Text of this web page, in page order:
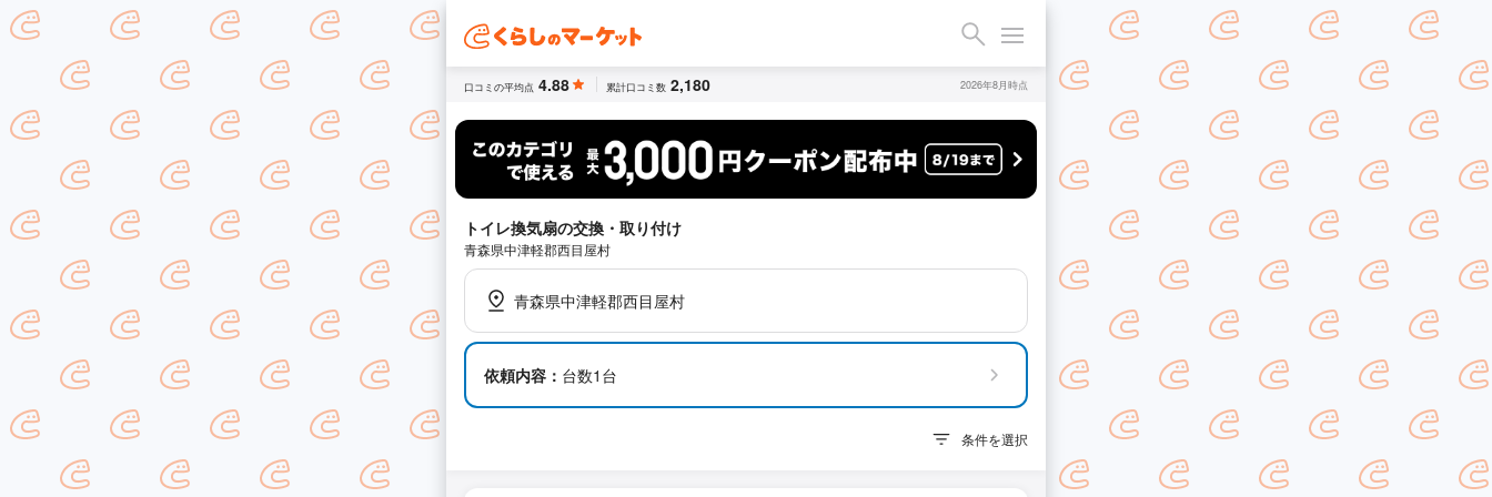
口コミの平均点 4.88 累計口コミ数 2,180 2026年8月時点
トイレ換気扇の交換・取り付け
青森県中津軽郡西目屋村
青森県中津軽郡西目屋村
依頼内容： 台数1台
条件を選択